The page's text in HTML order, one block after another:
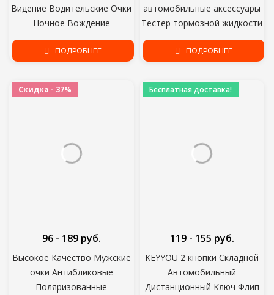
Видение Водительские Очки
Ночное Вождение
Усиленные Световые Очки
Модные Солнцезащитные
Аксессуары
ПОДРОБНЕЕ
автомобильные аксессуары
Тестер тормозной жидкости
диагностические
инструменты Точное
Светодиодов
Автоматический инструмент
ПОДРОБНЕЕ
Скидка - 37%
Высокое Качество Мужские
очки Антибликовые
Поляризованные
96 - 189 руб.
Бесплатная доставка!
KEYYOU 2 кнопки Складной
Автомобильный
Дистанционный Ключ Флип
119 - 155 руб.